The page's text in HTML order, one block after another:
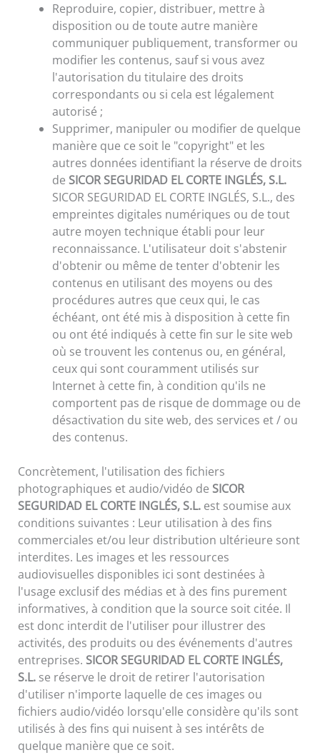
Reproduire, copier, distribuer, mettre à
disposition ou de toute autre manière
communiquer publiquement, transformer ou
modifier les contenus, sauf si vous avez
l'autorisation du titulaire des droits
correspondants ou si cela est légalement
autorisé ;
Supprimer, manipuler ou modifier de quelque
manière que ce soit le "copyright" et les
autres données identifiant la réserve de droits
de SICOR SEGURIDAD EL CORTE INGLÉS, S.L.
SICOR SEGURIDAD EL CORTE INGLÉS, S.L., des
empreintes digitales numériques ou de tout
autre moyen technique établi pour leur
reconnaissance. L'utilisateur doit s'abstenir
d'obtenir ou même de tenter d'obtenir les
contenus en utilisant des moyens ou des
procédures autres que ceux qui, le cas
échéant, ont été mis à disposition à cette fin
ou ont été indiqués à cette fin sur le site web
où se trouvent les contenus ou, en général,
ceux qui sont couramment utilisés sur
Internet à cette fin, à condition qu'ils ne
comportent pas de risque de dommage ou de
désactivation du site web, des services et / ou
des contenus.
Concrètement, l'utilisation des fichiers
photographiques et audio/vidéo de SICOR
SEGURIDAD EL CORTE INGLÉS, S.L.est soumise aux
conditions suivantes : Leur utilisation à des fins
commerciales et/ou leur distribution ultérieure sont
interdites. Les images et les ressources
audiovisuelles disponibles ici sont destinées à
l'usage exclusif des médias et à des fins purement
informatives, à condition que la source soit citée. Il
est donc interdit de l'utiliser pour illustrer des
activités, des produits ou des événements d'autres
entreprises. SICOR SEGURIDAD EL CORTE INGLÉS,
S.L.se réserve le droit de retirer l'autorisation
d'utiliser n'importe laquelle de ces images ou
fichiers audio/vidéo lorsqu'elle considère qu'ils sont
utilisés à des fins qui nuisent à ses intérêts de
quelque manière que ce soit.